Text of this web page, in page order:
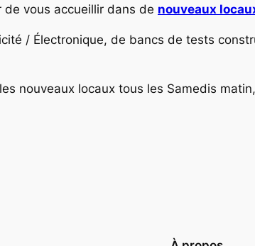
de vous accueillir dans de nouveaux
/ Électronique, de bancs de tests
nouveaux locaux tous les Samedis